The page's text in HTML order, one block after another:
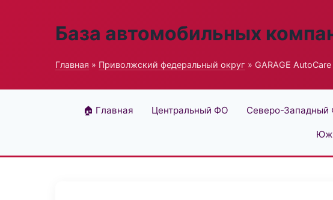
База автомобильных
Главная » Приволжский федеральный округ » GARAGE
🏠 Главная Центральный ФО Северо-Западный